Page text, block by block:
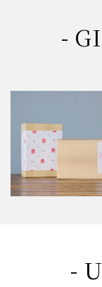
お知らせ
お知らせ
-
-